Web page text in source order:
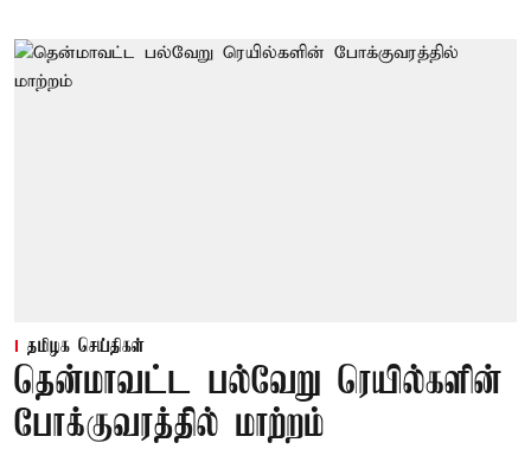
தமிழக செய்திகள்
தென்மாவட்ட பல்வேறு ரெயில்களின்
போக்குவரத்தில் மாற்றம்